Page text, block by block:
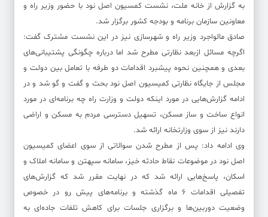
به گزارش از خانه ملت، نشست کمسیون اصل نود با حضور وزیر راه و
معاونین سازمان برنامه و بودجه کشور برگزار شد.
صادق مالواجرد وزیر راه و شهرسازی نیز در این نشست مشترک گفت:
اگرچه مسائل ازبعد نظارتی مطرح شد اما درباره چگونگی پشتیبانی‌های
بعدی و همچنین نحوه پیشبرد اقدامات دو طرفه با تعامل بین دولت و
مجلس از جایگاه نظارتی کمیسیون اصل نود بحث و گفت و گو شد و در
ادامه گزارش‌هایی در مورد اینکه دولت و وزارت راه چه برنامه‌ای در مورد
انواع ساخت و ساز مسکن، تسهیل دسترسی مردم به مسکن و اراضی
دارند نیز از سوی وزارتخانه ارائه شد.
وی ادامه داد: پس از مطرح شدن سوالاتی از سوی اعضای کمیسیون
اصل نود در موضوعات نقاط حادثه خیز، سامانه سپهتن و سامانه املاک و
اسکان، پاسخ‌هایی ارائه شد که در نهایت مقرر شد که گزارش‌های
تفصیلی اقدامات 6 ماه گذشته و برنامه‌های پیش رو در خصوص
وضعیت دوربین‌ها و برگزاری جلسات برای کاهش تلفات جاده‌ای به